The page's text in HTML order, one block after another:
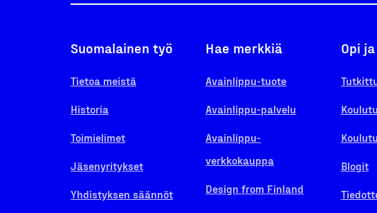
Suomalainen työ
Tietoa meistä
Historia
Toimielimet
Jäsenyritykset
Yhdistyksen säännöt
Hae merkkiä
Avainlippu-tuote
Avainlippu-palvelu
Avainlippu-
verkkokauppa
Design from Finland
Opi
Blogit